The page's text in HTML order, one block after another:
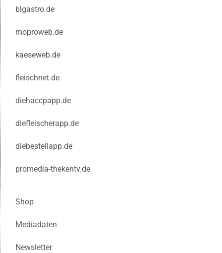
blgastro.de
moproweb.de
kaeseweb.de
fleischnet.de
diehaccpapp.de
diefleischerapp.de
diebestellapp.de
promedia-thekentv.de
Shop
Mediadaten
Newsletter